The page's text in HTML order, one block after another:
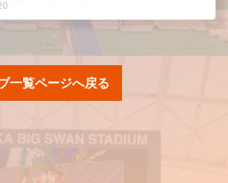
一覧ページへ戻る